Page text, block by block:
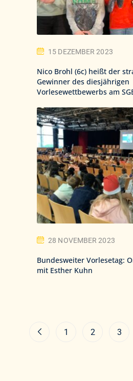
15 DEZEMBER 2023
Nico Brohl (6c) heißt der
Gewinner des diesjährigen
Vorlesewettbewerbs am
28 NOVEMBER 2023
Bundesweiter Vorlesetag:
mit Esther Kuhn
1 2 3